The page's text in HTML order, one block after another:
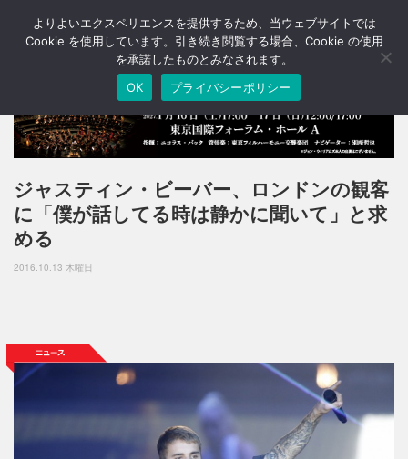
T
o
a
v
i
g
a
n
ジャスティン・ビーバー、ロンドンの観客
に「僕が話してる時は静かに聞いて」と求
める
2016.10.13 木曜日
よりよいエクスペリエンスを提供するため、当ウェブサイトでは
Cookie を使用しています。引き続き閲覧する場合、Cookie の使用
を承諾したものとみなされます。
OK
プライバシーポリシー